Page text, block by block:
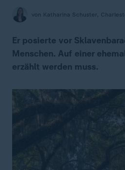
von Katharina Schuster,
Er posierte vor
Menschen. Auf einer
erzählt werden muss.